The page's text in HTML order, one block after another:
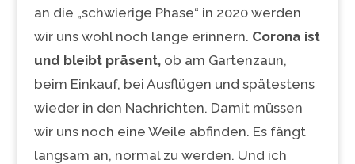
an die „schwierige Phase“ in 2020 werden
wir uns wohl noch lange erinnern. Corona ist
und bleibt präsent,ob am Gartenzaun,
beim Einkauf, bei Ausflügen und spätestens
wieder in den Nachrichten. Damit müssen
wir uns noch eine Weile abfinden. Es fängt
langsam an, normal zu werden. Und ich